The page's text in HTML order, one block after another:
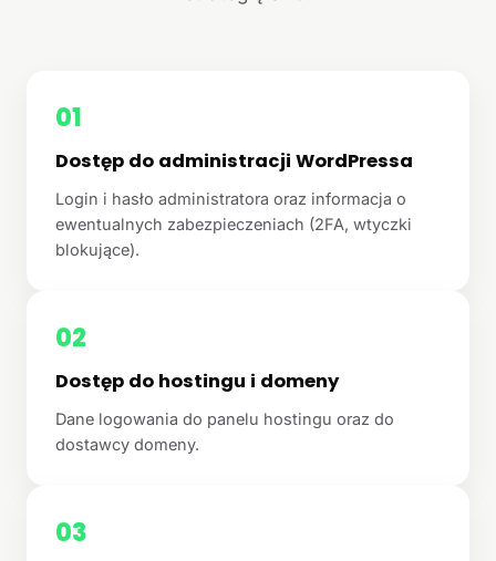
01
Dostęp do administracji WordPressa
Login i hasło administratora oraz informacja o
ewentualnych zabezpieczeniach (2FA, wtyczki
blokujące).
02
Dostęp do hostingu i domeny
Dane logowania do panelu hostingu oraz do
dostawcy domeny.
03